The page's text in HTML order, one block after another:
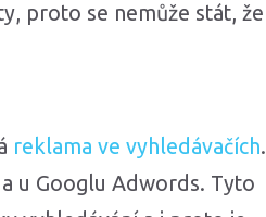
proto se nemůže stát, že
reklama ve vyhledávačích.
u Googlu Adwords. Tyto